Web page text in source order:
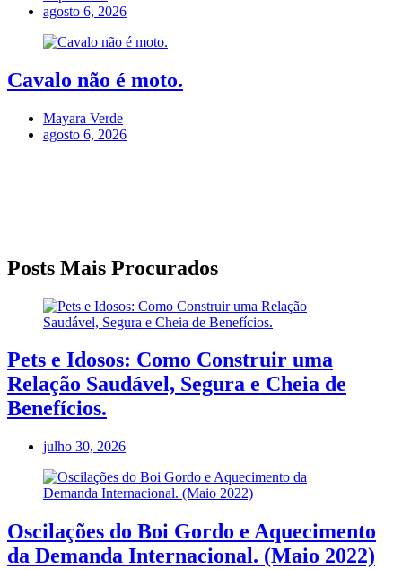
agosto 6, 2026
Cavalo não é moto.
Mayara Verde
agosto 6, 2026
Posts Mais Procurados
Pets e Idosos: Como Construir uma
Relação Saudável, Segura e Cheia de
Benefícios.
julho 30, 2026
Oscilações do Boi Gordo e Aquecimento
da Demanda Internacional. (Maio 2022)